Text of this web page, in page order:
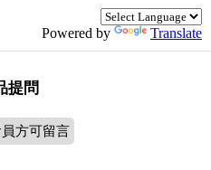
Powered by Translate
提問
方可留言